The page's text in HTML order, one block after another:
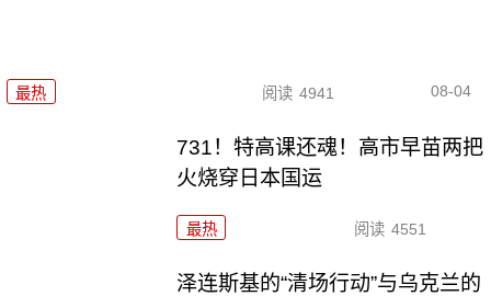
最热 阅读 4941 08-04
731！特高课还魂！高市早苗两把
火烧穿日本国运
最热 阅读 4551
泽连斯基的“清场行动”与乌克兰的